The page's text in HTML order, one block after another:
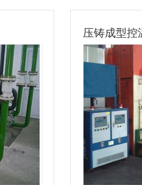
压铸成型控温设备